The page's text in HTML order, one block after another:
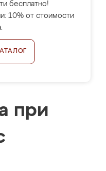
бесплатно!
10% от стоимости
при